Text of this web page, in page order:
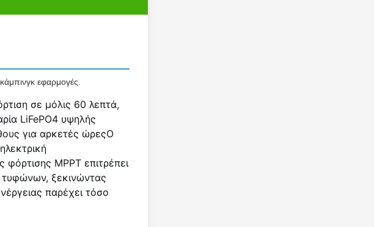
εφαρμογές.
σε μόλις 60 λεπτά,
LiFePO4 υψηλής
για αρκετές ώρεςΟ
MPPT επιτρέπει
τυφώνων, ξεκινώντας
παρέχει τόσο